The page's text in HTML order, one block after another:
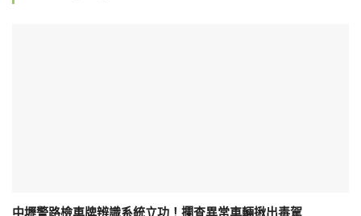
中壢警路檢車牌辨識系統立功！攔查異常車輛揪出毒駕